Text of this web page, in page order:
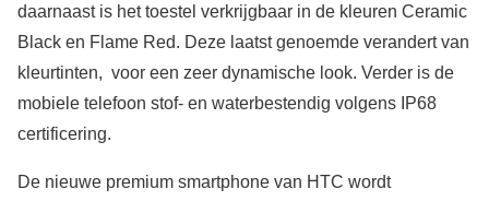
daarnaast is het toestel verkrijgbaar in de kleuren Ceramic
Black en Flame Red. Deze laatst genoemde verandert van
kleurtinten, voor een zeer dynamische look. Verder is de
mobiele telefoon stof- en waterbestendig volgens IP68
certificering.
De nieuwe premium smartphone van HTC wordt